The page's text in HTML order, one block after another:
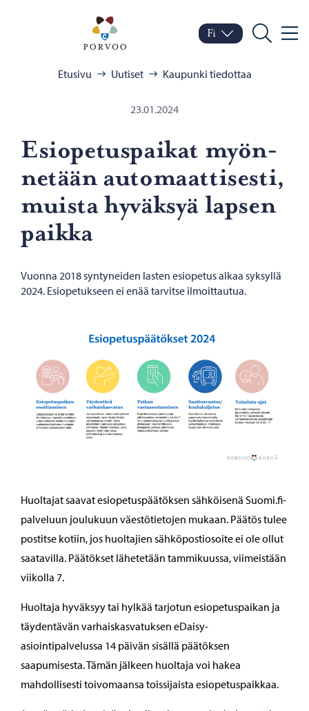
Porvoo – Siirry
Vaihda kieltä
Nykyinen kieli: Suomi
Fi
Hae
Etusivu Uutiset Kaupunki tiedottaa
23.01.2024
Esio­pe­tus­pai­kat myön­
ne­tään au­to­maat­ti­ses­ti,
muis­ta hy­väk­syä lap­sen
paik­ka
Vuonna 2018 syntyneiden lasten esiopetus alkaa syksyllä
2024. Esiopetukseen ei enää tarvitse ilmoittautua.
Huoltajat saavat esiopetuspäätöksen sähköisenä Suomi.fi-
palveluun joulukuun väestötietojen mukaan. Päätös tulee
postitse kotiin, jos huoltajien sähköpostiosoite ei ole ollut
saatavilla. Päätökset lähetetään tammikuussa, viimeistään
viikolla 7.
Huoltaja hyväksyy tai hylkää tarjotun esiopetuspaikan ja
täydentävän varhaiskasvatuksen eDaisy-
asiointipalvelussa 14 päivän sisällä päätöksen
saapumisesta. Tämän jälkeen huoltaja voi hakea
mahdollisesti toivomaansa toissijaista esiopetuspaikkaa.